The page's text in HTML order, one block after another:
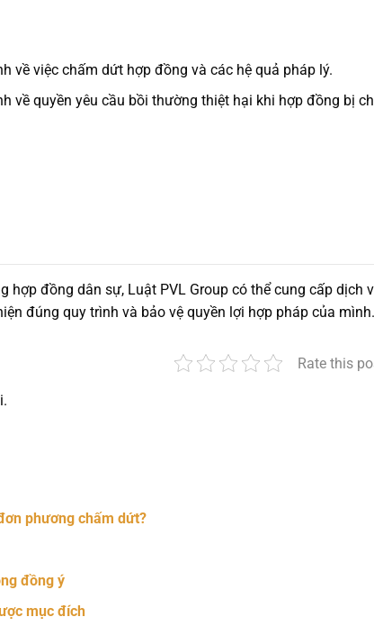
về việc chấm dứt hợp đồng và các hệ quả pháp lý.
về quyền yêu cầu bồi thường thiệt hại khi hợp đồng bị
hợp đồng dân sự, Luật PVL Group có thể cung cấp dịch
đúng quy trình và bảo vệ quyền lợi hợp pháp của mình.
Rate this
phương chấm dứt?
đồng ý
mục đích